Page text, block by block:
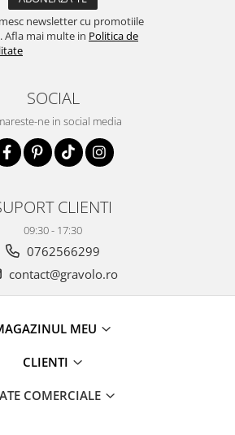
newsletter cu promotiile
Afla mai multe in Politica de
SOCIAL
ne in social media
CLIENTI
09:30 - 17:30
0762566299
contact@gravolo.ro
MEU
CLIENTI
COMERCIALE